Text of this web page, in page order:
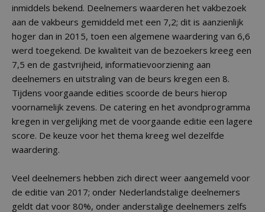
inmiddels bekend. Deelnemers waarderen het vakbezoek
aan de vakbeurs gemiddeld met een 7,2; dit is aanzienlijk
hoger dan in 2015, toen een algemene waardering van 6,6
werd toegekend. De kwaliteit van de bezoekers kreeg een
7,5 en de gastvrijheid, informatievoorziening aan
deelnemers en uitstraling van de beurs kregen een 8.
Tijdens voorgaande edities scoorde de beurs hierop
voornamelijk zevens. De catering en het avondprogramma
kregen in vergelijking met de voorgaande editie een lagere
score. De keuze voor het thema kreeg wel dezelfde
waardering.
Veel deelnemers hebben zich direct weer aangemeld voor
de editie van 2017; onder Nederlandstalige deelnemers
geldt dat voor 80%, onder anderstalige deelnemers zelfs